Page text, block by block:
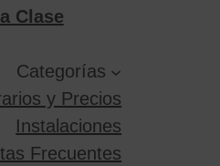
Clase
Categorías
y Precios
Instalaciones
Frecuentes